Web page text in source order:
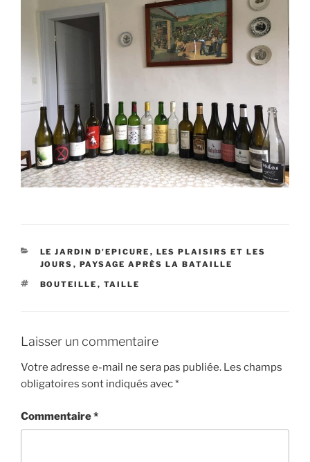
CATÉGORIES
LE JARDIN D'EPICURE , LES PLAISIRS ET LES
JOURS , PAYSAGE APRÈS LA BATAILLE
ÉTIQUETTES
BOUTEILLE , TAILLE
Laisser un commentaire
Votre adresse e-mail ne sera pas publiée. Les champs
obligatoires sont indiqués avec*
Commentaire*